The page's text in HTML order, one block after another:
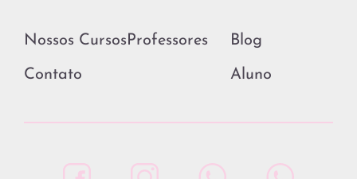
Nossos CursosProfessores Blog
Contato Aluno